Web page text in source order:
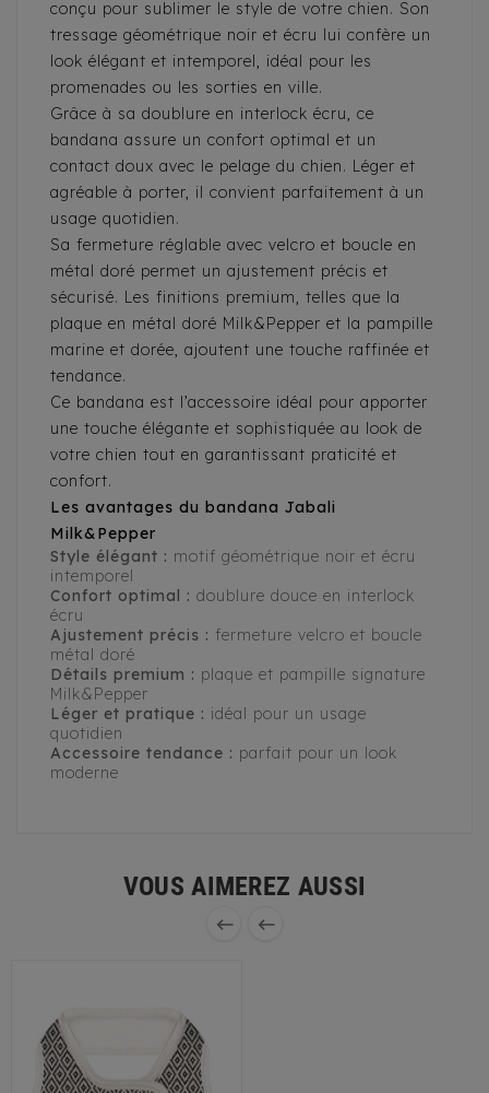
conçu pour sublimer le style de votre chien. Son
tressage géométrique noir et écru lui confère un
look élégant et intemporel, idéal pour les
promenades ou les sorties en ville.
Grâce à sa doublure en interlock écru, ce
bandana assure un confort optimal et un
contact doux avec le pelage du chien. Léger et
agréable à porter, il convient parfaitement à un
usage quotidien.
Sa fermeture réglable avec velcro et boucle en
métal doré permet un ajustement précis et
sécurisé. Les finitions premium, telles que la
plaque en métal doré Milk&Pepper et la pampille
marine et dorée, ajoutent une touche raffinée et
tendance.
Ce bandana est l’accessoire idéal pour apporter
une touche élégante et sophistiquée au look de
votre chien tout en garantissant praticité et
confort.
Les avantages du bandana Jabali
Milk&Pepper
Style élégant : motif géométrique noir et écru
intemporel
Confort optimal : doublure douce en interlock
écru
Ajustement précis : fermeture velcro et boucle
métal doré
Détails premium : plaque et pampille signature
Milk&Pepper
Léger et pratique : idéal pour un usage
quotidien
Accessoire tendance : parfait pour un look
moderne
VOUS AIMEREZ AUSSI
 